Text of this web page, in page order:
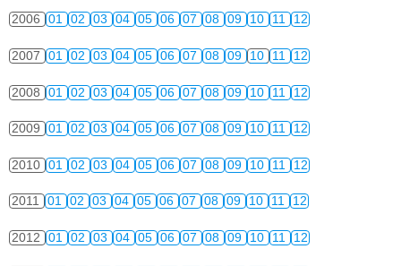
2006 01 02 03 04 05 06 07 08 09 10 11 12
2007 01 02 03 04 05 06 07 08 09 10 11 12
2008 01 02 03 04 05 06 07 08 09 10 11 12
2009 01 02 03 04 05 06 07 08 09 10 11 12
2010 01 02 03 04 05 06 07 08 09 10 11 12
2011 01 02 03 04 05 06 07 08 09 10 11 12
2012 01 02 03 04 05 06 07 08 09 10 11 12